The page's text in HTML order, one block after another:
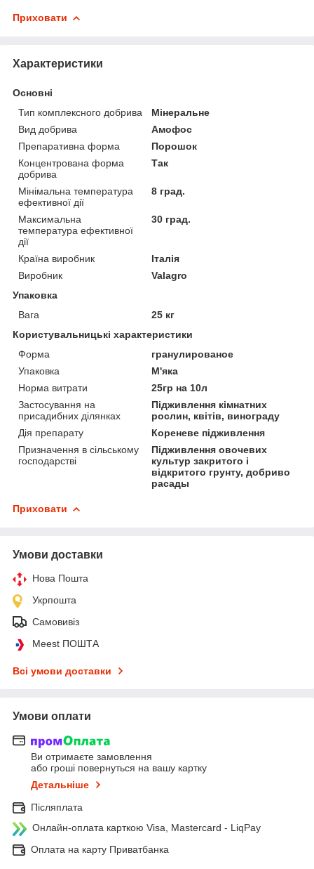
Приховати
Характеристики
Основні
Тип комплексного добрива
Мінеральне
Вид добрива
Амофос
Препаративна форма
Порошок
Концентрована форма
добрива
Так
Мінімальна температура
ефективної дії
8 град.
Максимальна
температура ефективної
дії
30 град.
Країна виробник
Італія
Виробник
Valagro
Упаковка
Вага
25 кг
Користувальницькі характеристики
Форма
гранулированое
Упаковка
М'яка
Норма витрати
25гр на 10л
Застосування на
присадибних ділянках
Підживлення кімнатних
рослин, квітів, винограду
Дія препарату
Кореневе підживлення
Призначення в сільському
господарстві
Підживлення овочевих
культур закритого і
відкритого грунту, добриво
расады
Приховати
Умови доставки
Нова Пошта
Укрпошта
Самовивіз
Meest ПОШТА
Всі умови доставки
Умови оплати
Ви отримаєте замовлення
або гроші повернуться на вашу картку
Детальніше
Післяплата
Онлайн-оплата карткою Visa, Mastercard - LiqPay
Оплата на карту Приватбанка